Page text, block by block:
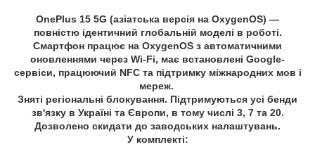
OnePlus 15 5G (азіатська версія на OxygenOS) —
повністю ідентичний глобальній моделі в роботі.
Смартфон працює на OxygenOS з автоматичними
оновленнями через Wi-Fi, має встановлені Google-
сервіси, працюючий NFC та підтримку міжнародних мов і
мереж.
Зняті регіональні блокування. Підтримуються усі бенди
зв'язку в Україні та Європи, в тому числі 3, 7 та 20.
Дозволено скидати до заводських налаштувань.
У комплекті: